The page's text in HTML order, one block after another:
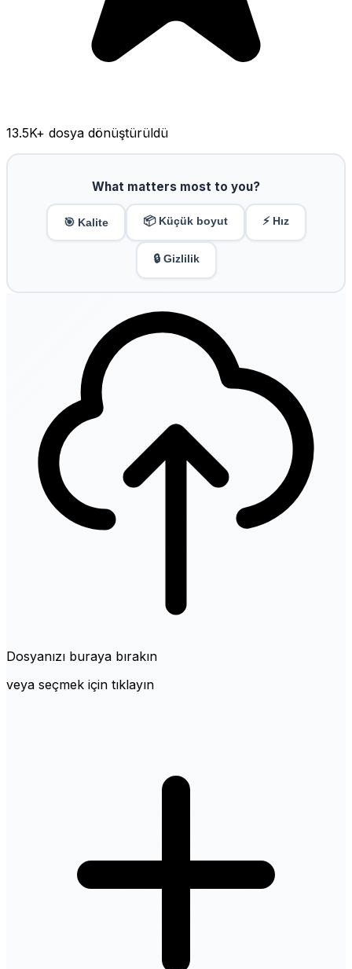
13.5K+ dosya dönüştürüldü
What matters most to you?
🎯 Kalite 📦 Küçük boyut ⚡ Hız
🔒 Gizlilik
Dosyanızı buraya bırakın
veya seçmek için tıklayın